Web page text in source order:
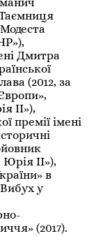
Дмитра
(2012, за
II»),
премії імені
Юрія II»),
в
у
(2017).